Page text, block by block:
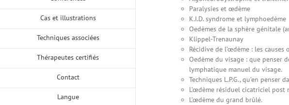
Cas et illustrations
Techniques associées
Thérapeutes certifiés
Contact
Langue
Paralysies et œdème
K.I.D. syndrome et lymphoedème
Oedèmes de la sphère génitale
Klippel-Trenaunay
Récidive de l’œdème : les causes
Oedème du visage : que penser
lymphatique manuel du visage.
Techniques L.P.G., qu’en penser
L’œdème résiduel cicatriciel post
L’œdème du grand brûlé.